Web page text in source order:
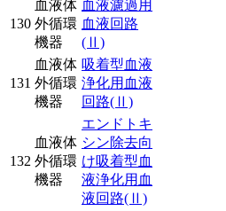
130
血液体
外循環
機器
血液濾過用
血液回路
(Ⅱ)
131
血液体
外循環
機器
吸着型血液
浄化用血液
回路(Ⅱ)
132
血液体
外循環
機器
エンドトキ
シン除去向
け吸着型血
液浄化用血
液回路(Ⅱ)